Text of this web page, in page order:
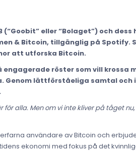
eller “Bolaget”) och
& Bitcoin, tillgänglig på
att utforska Bitcoin.
engagerade röster som vill krossa
Genom lättförståeliga samtal
för alla. Men om vi inte kliver på tåget
användare av Bitcoin och
ekonomi med fokus på det